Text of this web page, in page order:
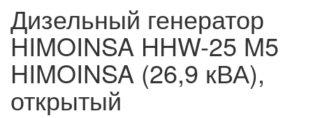
Дизельный генератор
HIMOINSA HHW-25 M5
HIMOINSA (26,9 кВА),
открытый